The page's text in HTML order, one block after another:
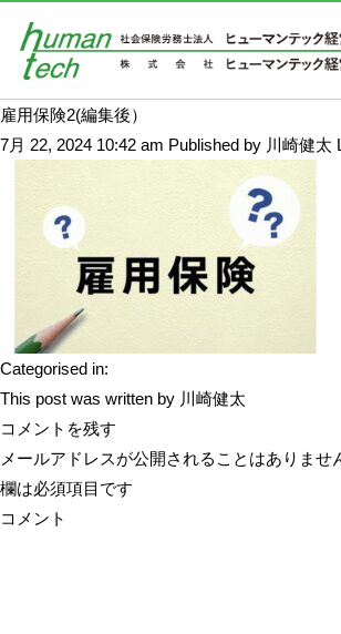
雇用保険2(編集後）
7月 22, 2024 10:42 am Published by 川崎健太
Categorised in:
This post was written by 川崎健太
コメントを残す
メールアドレスが公開されることはありませ
欄は必須項目です
コメント